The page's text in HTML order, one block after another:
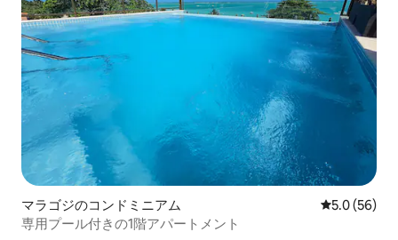
マラゴジのコンドミニアム レビュー56
5.0 (56)
専用プール付きの1階アパートメント